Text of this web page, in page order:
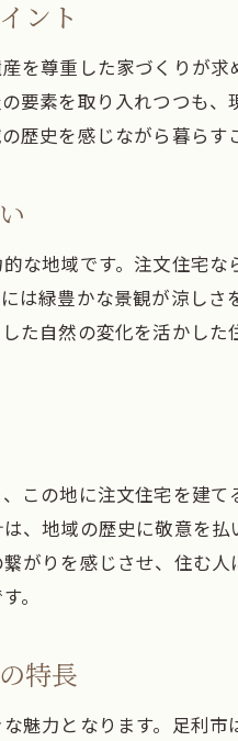
利市の暮らしを豊かにす
文住宅が実現する足利市
利市の自然と共生するエ
利市での生活を彩る注文
利市で育む家族のための注
市での注文住宅が創る新
都宮市の未来を見据えた
文住宅が拓く宇都宮市の
都宮市の特色を活かした
都宮市の公共交通に便利
宅で足利市の地域特性を
利市の風土に合わせた注
域資源を活用した足利市の
域特性を最大限に活かす
利市の季節風を味方にし
ント
を尊重した家づくりが
要素を取り入れつつも
歴史を感じながら暮ら
な地域です。注文住宅
は緑豊かな景観が涼し
た自然の変化を活かし
この地に注文住宅を建
、地域の歴史に敬意を
がりを感じさせ、住む
。
特長
魅力となります。足利